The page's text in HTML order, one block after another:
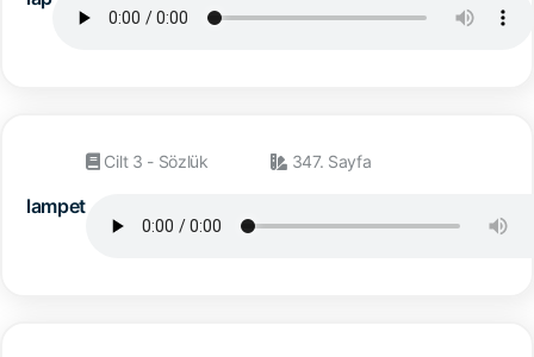
lampet
Cilt 3 - Sözlük 347. Sayfa